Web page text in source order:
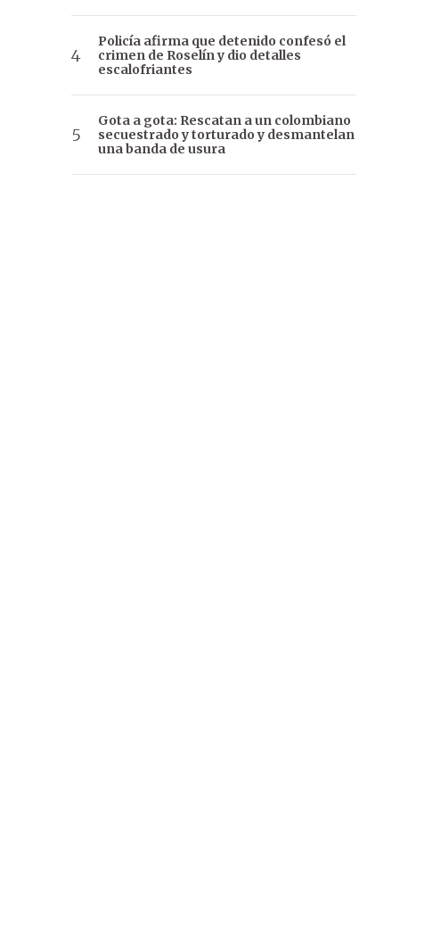
Policía afirma que detenido confesó el
crimen de Roselín y dio detalles
escalofriantes
Gota a gota: Rescatan a un colombiano
secuestrado y torturado y desmantelan
una banda de usura